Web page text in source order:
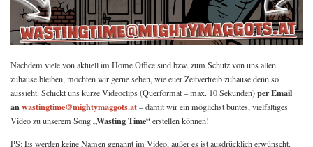
Nachdem viele von aktuell im Home Office sind bzw. zum Schutz von uns allen
zuhause bleiben, möchten wir gerne sehen, wie euer Zeitvertreib zuhause denn so
aussieht. Schickt uns kurze Videoclips (Querformat – max. 10 Sekunden)per Email
anwastingtime@mightymaggots.at– damit wir ein möglichst buntes, vielfältiges
Video zu unserem Song„Wasting Time“erstellen können!
PS: Es werden keine Namen genannt im Video, außer es ist ausdrücklich erwünscht.